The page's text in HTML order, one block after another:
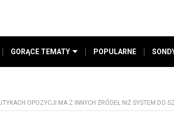
GORĄCE TEMATY POPULARNE
OPOZYCJI MA Z INNYCH ŹRÓDEŁ NIŻ SYSTEM DO